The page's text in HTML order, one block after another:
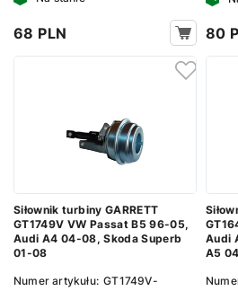
68 PLN 80
Siłownik turbiny GARRETT
GT1749V VW Passat B5 96-05,
Audi A4 04-08, Skoda Superb
01-08
Numer artykułu: GT1749V-
Audi
A5